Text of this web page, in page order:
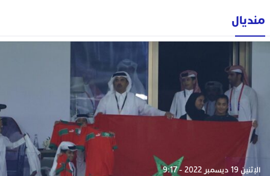
منديال
الإثنين 19 ديسمبر 2022 - 9:17